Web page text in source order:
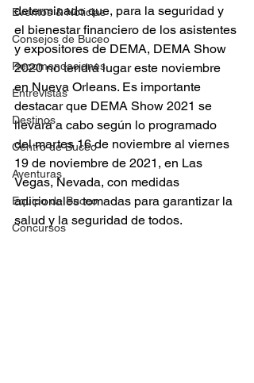
Eventos & Noticias
Consejos de Buceo
Recomendaciones
Entrevistas
Destinos
Centro de Buceo
Aventuras
Equipo de Buceo
Concursos
determinado que, para la seguridad y
el bienestar financiero de los asistentes
y expositores de DEMA, DEMA Show
2020 no tendrá lugar este noviembre
en Nueva Orleans. Es importante
destacar que DEMA Show 2021 se
llevará a cabo según lo programado
del martes 16 de noviembre al viernes
19 de noviembre de 2021, en Las
Vegas, Nevada, con medidas
adicionales tomadas para garantizar la
salud y la seguridad de todos.